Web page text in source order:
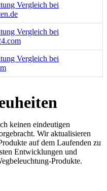
Vergleich bei
Vergleich bei
Vergleich bei
keinen eindeutigen
Wir aktualisieren
auf dem Laufenden zu
Entwicklungen und
Produkte.